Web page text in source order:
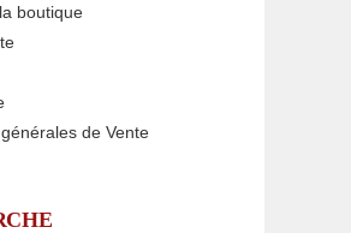
boutique
de Vente